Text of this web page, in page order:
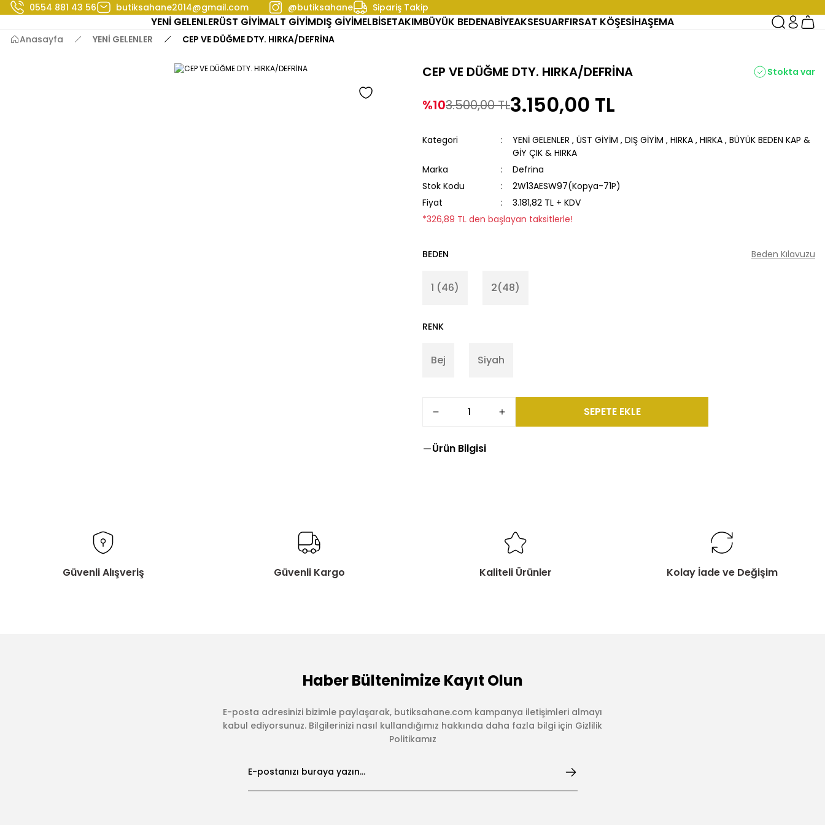
0554 881 43 56 butiksahane2014@gmail.com @butiksahane Sipariş Takip
YENİ GELENLERÜST GİYİMALT GİYİMDIŞ GİYİMELBİSETAKIMBÜYÜK BEDENABİYEAKSESUARFIRSAT KÖŞESİHAŞEMA
Anasayfa YENİ GELENLER CEP VE DÜĞME DTY. HIRKA/DEFRİNA
CEP VE DÜĞME DTY. HIRKA/DEFRİNA Stokta var
%103.500,00 TL3.150,00 TL
Kategori YENİ GELENLER , ÜST GİYİM , DIŞ GİYİM , HIRKA , HIRKA , BÜYÜK BEDEN KAP &
GİY ÇIK & HIRKA
Marka
Defrina
Stok Kodu
2W13AESW97(Kopya-71P)
Fiyat
3.181,82 TL + KDV
*326,89 TL den başlayan taksitlerle!
BEDEN
1 (46) 2(48)
RENK
Bej Siyah
Beden Kılavuzu
SEPETE EKLE
Ürün Bilgisi
Güvenli Alışveriş Güvenli Kargo Kaliteli Ürünler Kolay İade ve Değişim
Haber Bültenimize Kayıt Olun
E-posta adresinizi bizimle paylaşarak, butiksahane.com kampanya iletişimleri almayı
kabul ediyorsunuz. Bilgilerinizi nasıl kullandığımız hakkında daha fazla bilgi için Gizlilik
Politikamız